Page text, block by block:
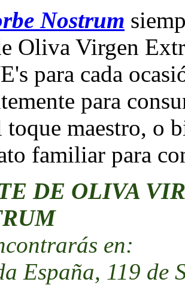
Nostrum
Oliva Virgen
para cada
para
toque maestro, o
familiar para
DE OLIVA
en:
España, 119 de